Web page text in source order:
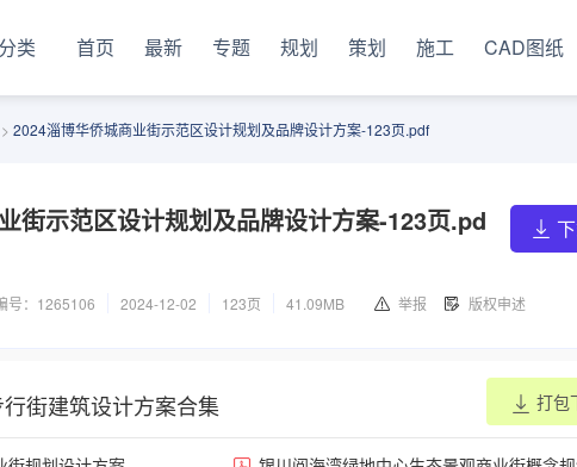
类 首页 最新 专题 规划 策划 施工 CAD图纸
> 2024淄博华侨城商业街示范区设计规划及品牌设计方案-123页.pdf
街示范区设计规划及品牌设计方案-123页.pd
号：1265106 2024-12-02 123页 41.09MB 举报 版权申述
街建筑设计方案合集 打包